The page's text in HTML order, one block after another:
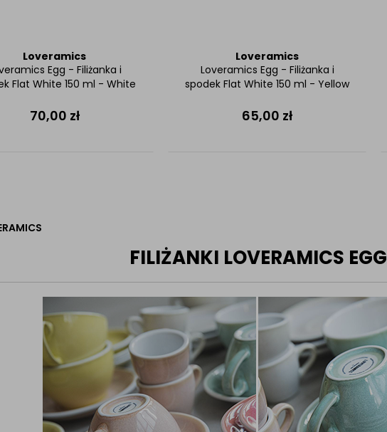
Loveramics
Egg - Filiżanka i
Flat White 150 ml - White
70,00 zł
Loveramics
Loveramics Egg - Filiżanka i
spodek Flat White 150 ml - Yellow
65,00 zł
FILIŻANKI LOVERAMICS EGG